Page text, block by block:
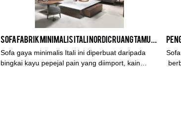
Sofa gaya minimalis Itali ini diperbuat daripada
bingkai kayu pepejal pain yang diimport, kain